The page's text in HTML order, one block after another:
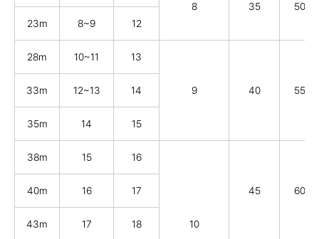
8
35
50
23m
8~9 12
28m 10~11 13
9 40 55
33m 12~13 14
35m 14 15
38m 15 16
10
45 60
40m 16 17
43m 17 18